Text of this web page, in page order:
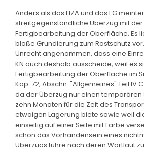
Anders als das HZA und das FG
streitgegenständliche Überzug mit
Fertigbearbeitung der Oberfläche. Es
bloße Grundierung zum Rostschutz
Unrecht angenommen, dass eine
KN auch deshalb ausscheide, weil es
Fertigbearbeitung der Oberfläche im
Kap. 72, Abschn. "Allgemeines" Teil IV
da der Überzug nur einen temporären
zehn Monaten für die Zeit des
etwaigen Lagerung biete sowie weil
einseitig auf einer Seite mit Farbe
schon das Vorhandensein eines